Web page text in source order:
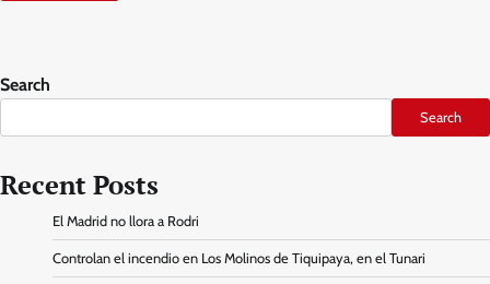
Search
Search
Recent Posts
El Madrid no llora a Rodri
Controlan el incendio en Los Molinos de Tiquipaya, en el Tunari